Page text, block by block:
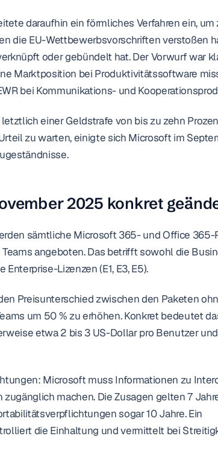
daraufhin ein förmliches Verfahren ein, um
die EU-Wettbewerbsvorschriften verstoßen
oder gebündelt hat. Der Vorwurf war
Marktposition bei Produktivitätssoftware
bei Kommunikations- und
einer Geldstrafe von bis zu zehn
zu warten, einigte sich Microsoft im
2025 konkret
sämtliche Microsoft 365- und Office 365-
angeboten. Das betrifft sowohl die
Lizenzen (E1, E3, E5).
Preisunterschied zwischen den Paketen
um 50 % zu erhöhen. Konkret bedeutet
etwa 2 bis 3 US-Dollar pro Benutzer
Microsoft muss Informationen zu
machen. Die Zusagen gelten 7
sogar 10 Jahre. Ein
die Einhaltung und vermittelt bei